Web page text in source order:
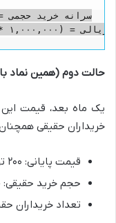
حالت دوم (همین نماد
خریداران حقیقی
قیمت پایانی: ۲۰۰ تومان
حجم خرید حقیقی: ۳,۰۰۰,۰۰۰ سهم
تعداد خریداران حقیقی: